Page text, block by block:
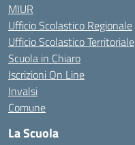
MIUR
Ufficio Scolastico Regionale
Ufficio Scolastico Territoriale
Scuola in Chiaro
Iscrizioni On Line
Invalsi
Comune
La Scuola